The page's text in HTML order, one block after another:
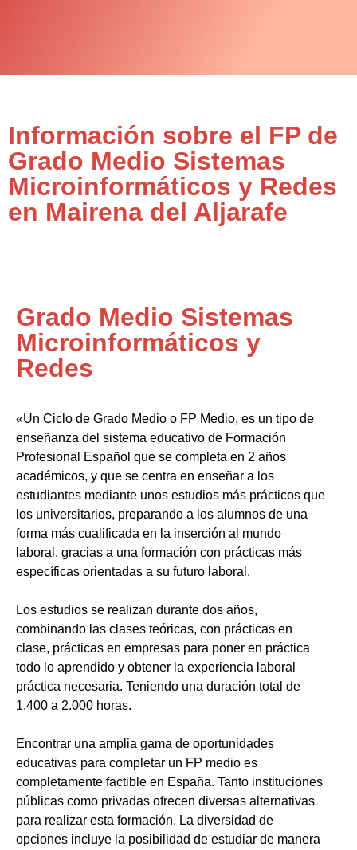
Información sobre el FP de
Grado Medio Sistemas
Microinformáticos y Redes
en Mairena del Aljarafe
Grado Medio Sistemas
Microinformáticos y
Redes
«Un Ciclo de Grado Medio o FP Medio, es un tipo de
enseñanza del sistema educativo de Formación
Profesional Español que se completa en 2 años
académicos, y que se centra en enseñar a los
estudiantes mediante unos estudios más prácticos que
los universitarios, preparando a los alumnos de una
forma más cualificada en la inserción al mundo
laboral, gracias a una formación con prácticas más
específicas orientadas a su futuro laboral.
Los estudios se realizan durante dos años,
combinando las clases teóricas, con prácticas en
clase, prácticas en empresas para poner en práctica
todo lo aprendido y obtener la experiencia laboral
práctica necesaria. Teniendo una duración total de
1.400 a 2.000 horas.
Encontrar una amplia gama de oportunidades
educativas para completar un FP medio es
completamente factible en España. Tanto instituciones
públicas como privadas ofrecen diversas alternativas
para realizar esta formación. La diversidad de
opciones incluye la posibilidad de estudiar de manera